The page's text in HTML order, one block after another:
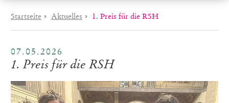
Startseite › Aktuelles › 1. Preis für die RSH
07.05.2026
1. Preis für die RSH